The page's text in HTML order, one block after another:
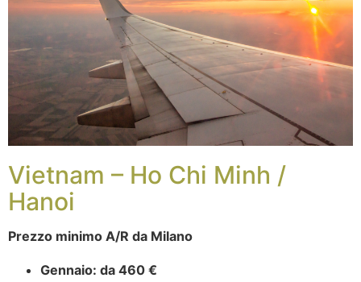
Vietnam – Ho Chi Minh /
Hanoi
Prezzo minimo A/R da Milano
Gennaio: da 460 €